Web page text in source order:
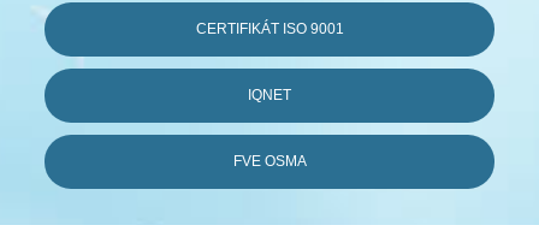
CERTIFIKÁT ISO 9001
IQNET
FVE OSMA